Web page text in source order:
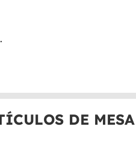
DE MESA